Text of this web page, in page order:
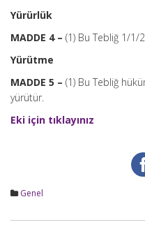
Yürürlük
MADDE 4 – (1) Bu Tebliğ 1/1/
Yürütme
MADDE 5 – (1) Bu Tebliğ
yürütür.
Eki için tıklayınız
Genel